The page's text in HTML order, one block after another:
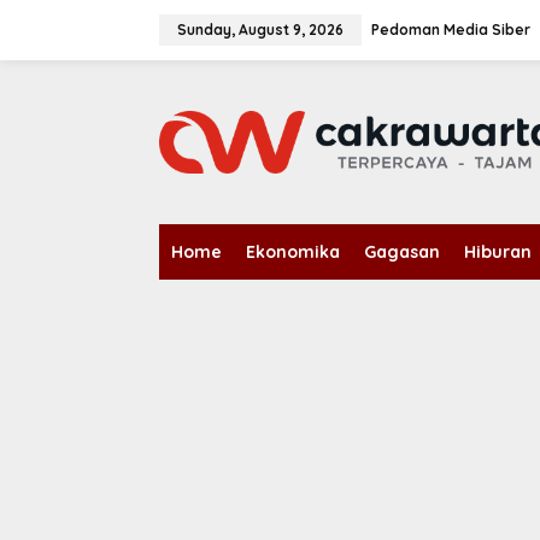
Sunday, August 9, 2026 Pedoman Media Siber
Home Ekonomika Gagasan Hiburan